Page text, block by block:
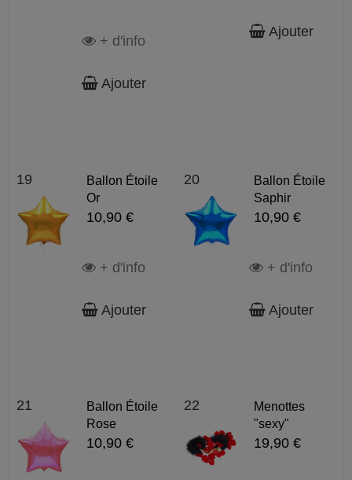
+ d'info
Ajouter
Ajouter
19
Ballon Étoile
Or
10,90 €
+ d'info
Ajouter
20
Ballon Étoile
Saphir
10,90 €
+ d'info
Ajouter
21
Ballon Étoile
Rose
10,90 €
22
Menottes
"sexy"
19,90 €